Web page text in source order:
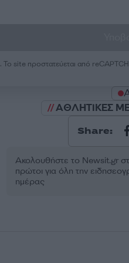
. Το site προστατεύεται από
ΑΘΛΗΤΙΚΕΣ
Share:
Ακολουθήστε το Νewsit.gr
πρώτοι για όλη την
ημέρας